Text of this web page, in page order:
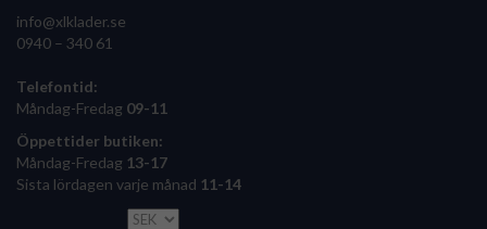
info@xlklader.se
0940 – 340 61
Telefontid:
Måndag-Fredag 09-11
Öppettider butiken:
Måndag-Fredag 13-17
Sista lördagen varje månad 11-14